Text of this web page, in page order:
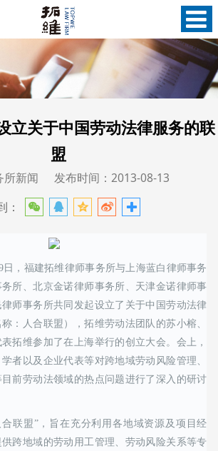
立关于中国劳动法律服务的联
盟
所新闻
发布时间：2013-08-13
：
日，福建拓维律师事务所与上海蓝白律师事务
所、北京金诺律师事务所、天津金诺律师事
师事务所共同发起设立了关于中国劳动法律
：人合联盟），拓维劳动法团队的苏小榕、
拓维参加了在上海举行的创立大会。会上，
者以及企业代表等对跨地域劳动风险管理、
前劳动法领域的热点问题进行了深入的研讨
联盟”，旨在充分利用各地域资源及项目经
跨地域的劳动用工管理、劳动风险关系等专